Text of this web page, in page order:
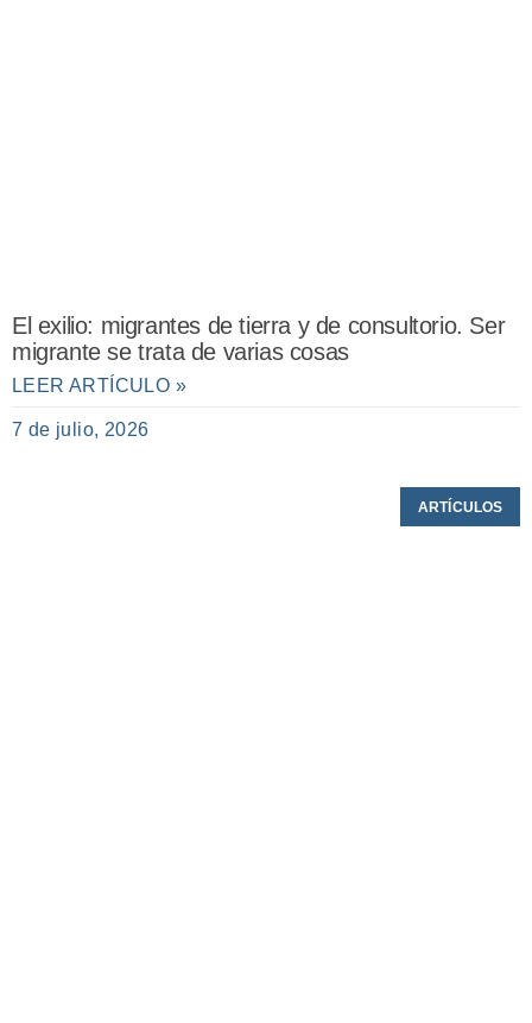
El exilio: migrantes de tierra y de consultorio. Ser
migrante se trata de varias cosas
LEER ARTÍCULO »
7 de julio, 2026
ARTÍCULOS